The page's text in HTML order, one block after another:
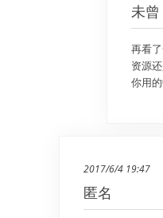
未曾
再看
资源
你用
2017/6/4 19:47
匿名